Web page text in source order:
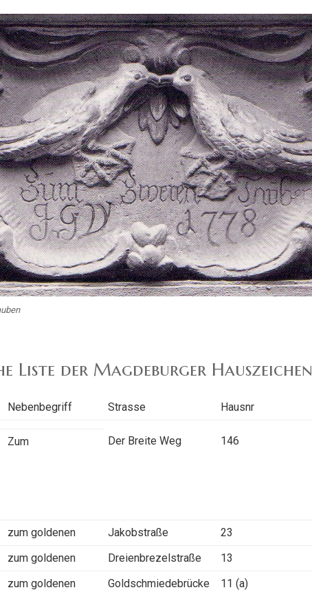
Liste der Magdeburger Hauszeichen
Nebenbegriff Strasse Hausnr
Zum Der Breite Weg 146
zum goldenen Jakobstraße 23
zum goldenen
Dreienbrezelstraße 13
zum goldenen
Goldschmiedebrücke 11 (a)